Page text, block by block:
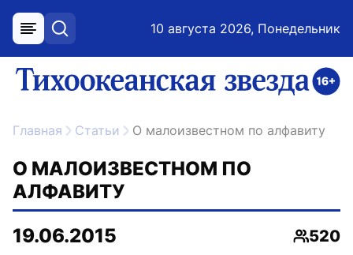
меню поиск 10 августа 2026, Понедельник
ссылка на главную
Главная Статьи О малоизвестном по алфавиту
О МАЛОИЗВЕСТНОМ ПО
АЛФАВИТУ
19.06.2015
520